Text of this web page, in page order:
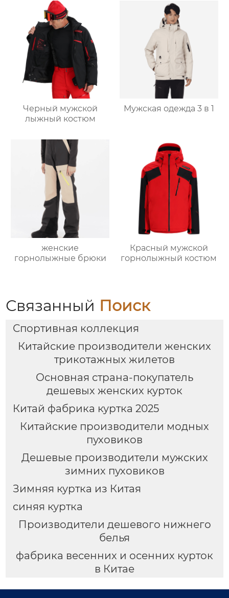
Черный мужской
лыжный костюм
Мужская одежда 3 в 1
женские
горнолыжные брюки
Красный мужской
горнолыжный костюм
Связанный Поиск
Спортивная коллекция
Китайские производители женских
трикотажных жилетов
Основная страна-покупатель
дешевых женских курток
Китай фабрика куртка 2025
Китайские производители модных
пуховиков
Дешевые производители мужских
зимних пуховиков
Зимняя куртка из Китая
синяя куртка
Производители дешевого нижнего
белья
фабрика весенних и осенних курток
в Китае